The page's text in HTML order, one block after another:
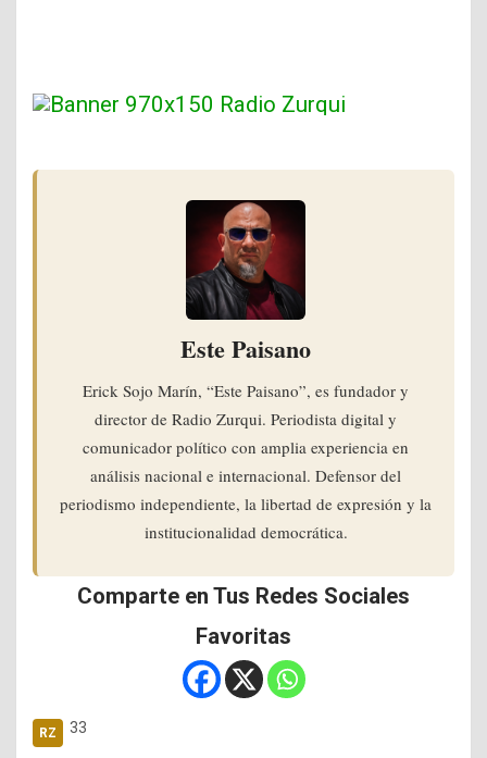
Este Paisano
Erick Sojo Marín, “Este Paisano”, es fundador y
director de Radio Zurqui. Periodista digital y
comunicador político con amplia experiencia en
análisis nacional e internacional. Defensor del
periodismo independiente, la libertad de expresión y la
institucionalidad democrática.
Comparte en Tus Redes Sociales
Favoritas
33